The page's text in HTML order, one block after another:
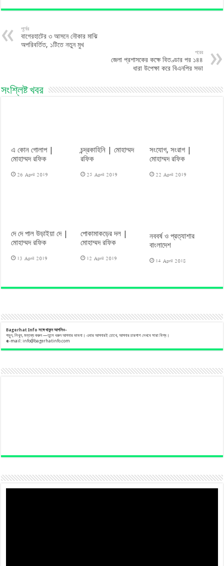
পূর্বের
বাগেরহাটের ৩ আসনে নৌকার মাঝি
অপরিবর্তিত, ১টিতে নতুন মুখ
পরের
জেলা প্রশাসকের কক্ষে বিতণ্ডার পর ১৪৪
ধারা উপেক্ষা করে বিএনপির সভা
সংশ্লিষ্ট খবর
এ কোন গোলাপ |
মোহাম্মদ রফিক
26 April 2019
চন্দ্রকাহিনি | মোহাম্মদ
রফিক
25 April 2019
সংযোগ, সংরাগ |
মোহাম্মদ রফিক
22 April 2019
দে দে পাল উড়াইয়া দে |
মোহাম্মদ রফিক
13 April 2019
পোকামাকড়ের দল |
মোহাম্মদ রফিক
12 April 2019
নববর্ষ ও প্রত্যাশার
বাংলাদেশ
14 April 2018
Bagerhat Info সঙ্গেথাকুনআপনিও-
পড়ুন, লিখুন, মন্তব্য করুন —তুলে ধরুন আপনার ভাবনা। এবার আপনারই চোখে, আপনার চারপাশ দেখবে সারা বিশ্ব।
e-mail:info@bagerhatinfo.com